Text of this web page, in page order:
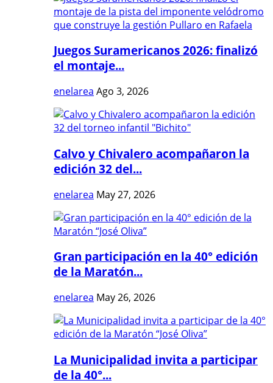
Juegos Suramericanos 2026: finalizó
el montaje...
enelarea Ago 3, 2026
Calvo y Chivalero acompañaron la
edición 32 del...
enelarea May 27, 2026
Gran participación en la 40° edición
de la Maratón...
enelarea May 26, 2026
La Municipalidad invita a participar
de la 40°...